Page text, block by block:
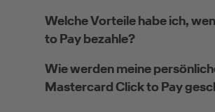
Welche Vorteile habe ich,
to Pay bezahle?
Wie werden meine
Mastercard Click to Pay